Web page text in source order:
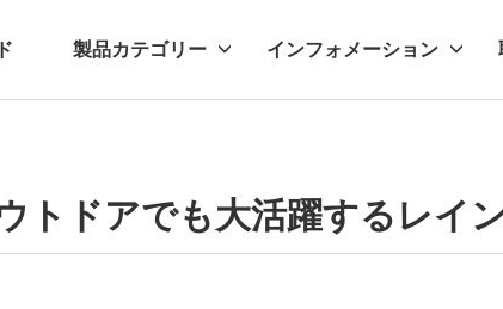
製品カテゴリー インフォメーション
トドアでも大活躍するレイ